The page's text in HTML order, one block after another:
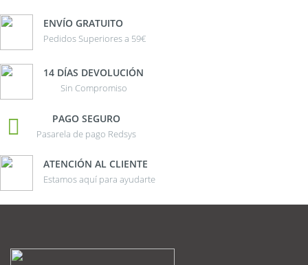
ENVÍO GRATUITO
Pedidos Superiores a 59€
14 DÍAS DEVOLUCIÓN
Sin Compromiso
PAGO SEGURO
Pasarela de pago Redsys
ATENCIÓN AL CLIENTE
Estamos aquí para ayudarte